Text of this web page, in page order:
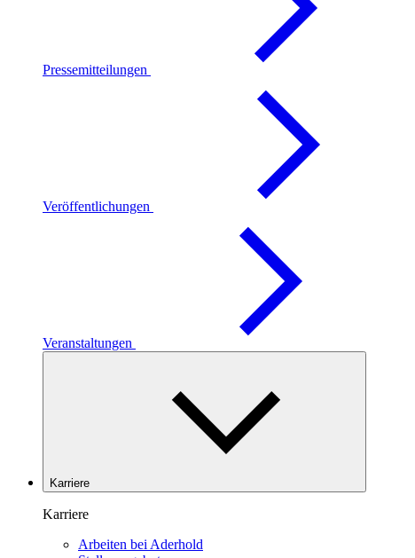
Pressemitteilungen
Veröffentlichungen
Veranstaltungen
Karriere
Karriere
Arbeiten bei Aderhold